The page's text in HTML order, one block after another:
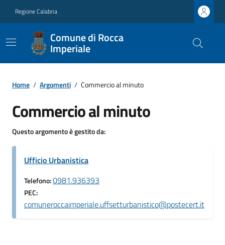
Regione Calabria
Comune di Rocca
Imperiale
Home / Argomenti / Commercio al minuto
Commercio al minuto
Questo argomento è gestito da:
Ufficio Urbanistica
Telefono:0981.936393
PEC:
comuneroccaimperiale.uffsetturbanistico@postecert.it